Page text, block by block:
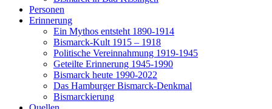
Personen
Erinnerung
Ein Mythos entsteht 1890-1914
Bismarck-Kult 1915 – 1918
Politische Vereinnahmung 1919-1945
Geteilte Erinnerung 1945-1990
Bismarck heute 1990-2022
Das Hamburger Bismarck-Denkmal
Bismarckierung